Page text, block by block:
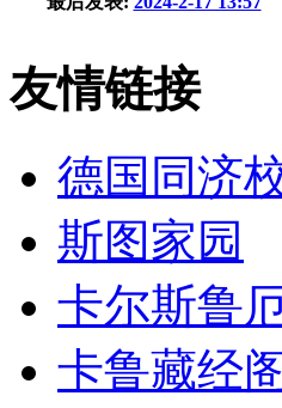
友情链接
德国同济
斯图家园
卡尔斯鲁
卡鲁藏经